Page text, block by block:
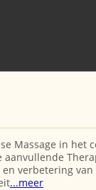
Massage in het
aanvullende
verbetering
...meer